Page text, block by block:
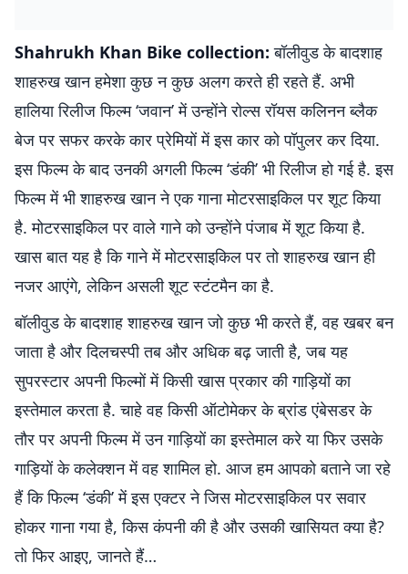
Shahrukh Khan Bike collection: बॉलीवुड के बादशाह
शाहरुख खान हमेशा कुछ न कुछ अलग करते ही रहते हैं. अभी
हालिया रिलीज फिल्म ‘जवान’ में उन्होंने रोल्स रॉयस कलिनन ब्लैक
बेज पर सफर करके कार प्रेमियों में इस कार को पॉपुलर कर दिया.
इस फिल्म के बाद उनकी अगली फिल्म ‘डंकी’ भी रिलीज हो गई है. इस
फिल्म में भी शाहरुख खान ने एक गाना मोटरसाइकिल पर शूट किया
है. मोटरसाइकिल पर वाले गाने को उन्होंने पंजाब में शूट किया है.
खास बात यह है कि गाने में मोटरसाइकिल पर तो शाहरुख खान ही
नजर आएंगे, लेकिन असली शूट स्टंटमैन का है.
बॉलीवुड के बादशाह शाहरुख खान जो कुछ भी करते हैं, वह खबर बन
जाता है और दिलचस्पी तब और अधिक बढ़ जाती है, जब यह
सुपरस्टार अपनी फिल्मों में किसी खास प्रकार की गाड़ियों का
इस्तेमाल करता है. चाहे वह किसी ऑटोमेकर के ब्रांड एंबेसडर के
तौर पर अपनी फिल्म में उन गाड़ियों का इस्तेमाल करे या फिर उसके
गाड़ियों के कलेक्शन में वह शामिल हो. आज हम आपको बताने जा रहे
हैं कि फिल्म ‘डंकी’ में इस एक्टर ने जिस मोटरसाइकिल पर सवार
होकर गाना गया है, किस कंपनी की है और उसकी खासियत क्या है?
तो फिर आइए, जानते हैं…